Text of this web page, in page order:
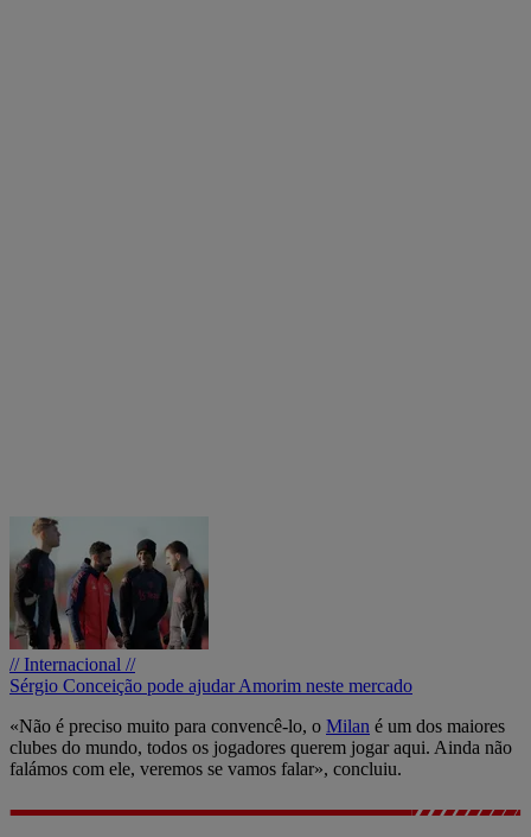
// Internacional //
Sérgio Conceição pode ajudar Amorim neste mercado
«Não é preciso muito para convencê-lo, o Milan é um dos maiores
clubes do mundo, todos os jogadores querem jogar aqui. Ainda não
falámos com ele, veremos se vamos falar», concluiu.